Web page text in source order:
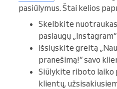
pasiūlymus. Štai kelios
Skelbkite
paslaugų
Išsiųskite greitą
pranešimą!“ savo
Siūlykite riboto laiko
klientų,